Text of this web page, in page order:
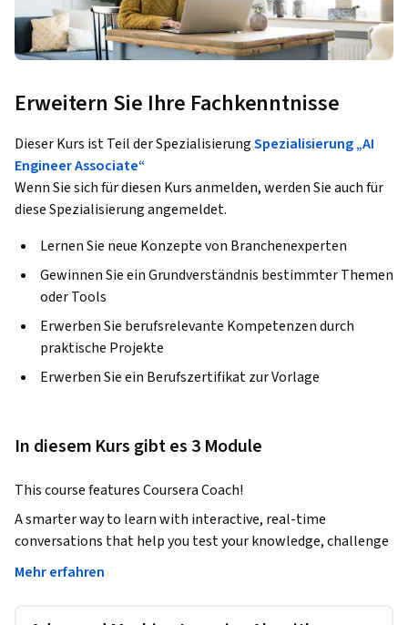
Erweitern Sie Ihre Fachkenntnisse
Dieser Kurs ist Teil der SpezialisierungSpezialisierung „AI
Engineer Associate“
Wenn Sie sich für diesen Kurs anmelden, werden Sie auch für
diese Spezialisierung angemeldet.
Lernen Sie neue Konzepte von Branchenexperten
Gewinnen Sie ein Grundverständnis bestimmter Themen
oder Tools
Erwerben Sie berufsrelevante Kompetenzen durch
praktische Projekte
Erwerben Sie ein Berufszertifikat zur Vorlage
In diesem Kurs gibt es 3 Module
This course features Coursera Coach!
A smarter way to learn with interactive, real-time
conversations that help you test your knowledge, challenge
assumptions, and deepen your understanding as you
Mehr erfahren